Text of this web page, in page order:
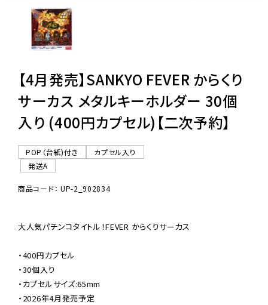
06-6282-7659
【4月発売】SANKYO FEVER からくり
サーカス メタルキーホルダー 30個
入り (400円カプセル)【二次予約】
POP（台紙)付き
カプセル入り
発送A
商品コード： UP-2_902834
大人気パチンコタイトル！FEVER からくりサーカス
・400円カプセル
・30個入り
・カプセルサイズ:65mm
・2026年4月発売予定